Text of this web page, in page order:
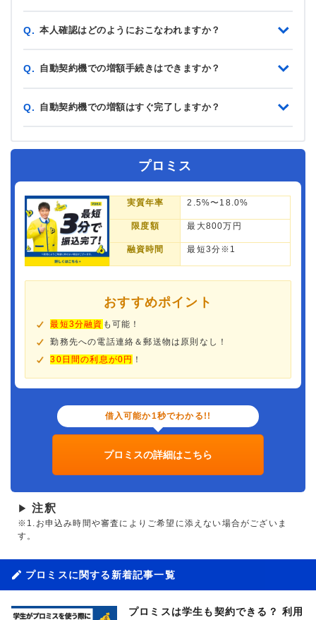
Q. 本人確認はどのようにおこなわれますか？
Q. 自動契約機での増額手続きはできますか？
Q. 自動契約機での増額はすぐ完了しますか？
プロミス
実質年率 2.5%〜18.0%
限度額 最大800万円
融資時間 最短3分※1
おすすめポイント
最短3分融資 も可能！
勤務先への電話連絡＆郵送物は原則なし！
30日間の利息が0円 ！
借入可能か1秒でわかる!!
プロミスの詳細はこちら
▶ 注釈
※1.お申込み時間や審査によりご希望に添えない場合がございま
す。
プロミスに関する新着記事一覧
プロミスは学生も契約できる？ 利用